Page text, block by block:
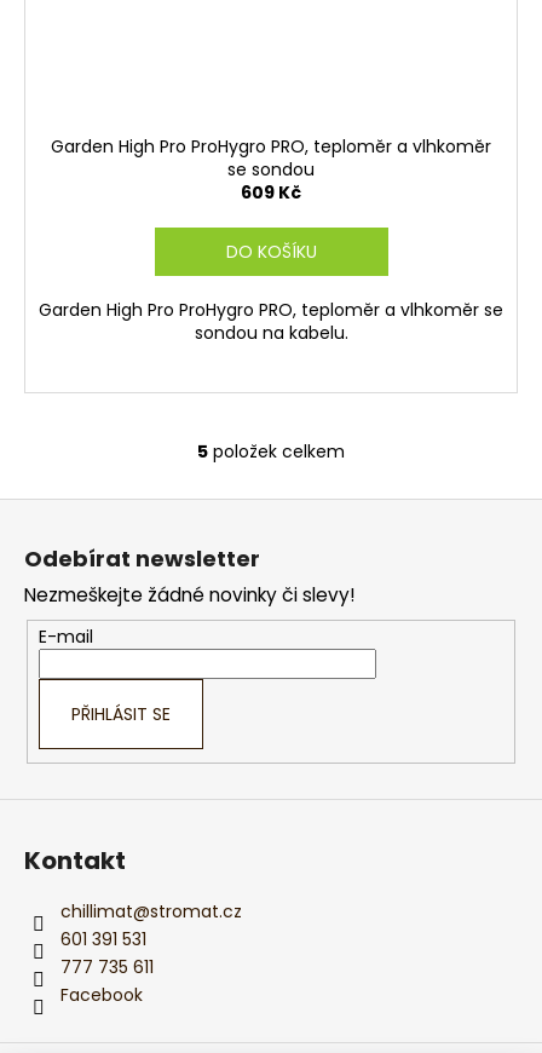
Garden High Pro ProHygro PRO, teploměr a vlhkoměr
se sondou
609 Kč
DO KOŠÍKU
Garden High Pro ProHygro PRO, teploměr a vlhkoměr se
sondou na kabelu.
O
a
c
í
p
k
v
5 položek celkem
Z
Odebírat newsletter
Nezmeškejte žádné novinky či slevy!
E-mail
PŘIHLÁSIT SE
Kontakt
chillimat@stromat.cz
601 391 531
777 735 611
Facebook